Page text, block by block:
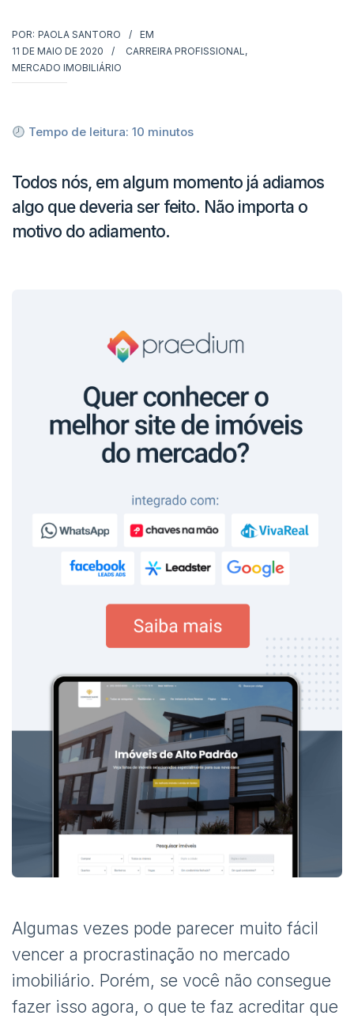
POR: PAOLA SANTORO
EM
11 DE MAIO DE 2020
CARREIRA PROFISSIONAL,
MERCADO IMOBILIÁRIO
Tempo de leitura:10 minutos
Todos nós, em algum momento já adiamos
algo que deveria ser feito. Não importa o
motivo do adiamento.
Algumas vezes pode parecer muito fácil
vencer a procrastinação no mercado
imobiliário. Porém, se você não consegue
fazer isso agora, o que te faz acreditar que